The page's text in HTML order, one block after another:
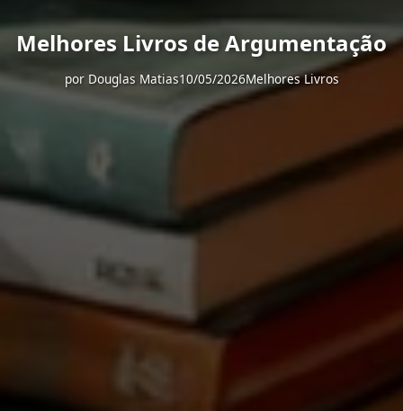
Melhores Livros de Argumentação
por Douglas Matias10/05/2026Melhores Livros